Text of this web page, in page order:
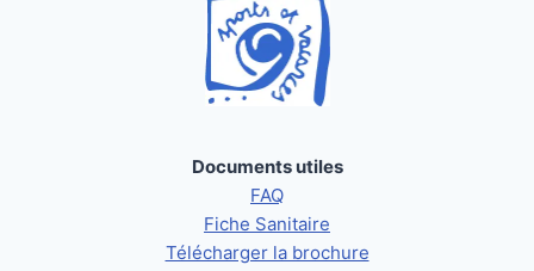
Documents utiles
FAQ
Fiche Sanitaire
Télécharger la brochure